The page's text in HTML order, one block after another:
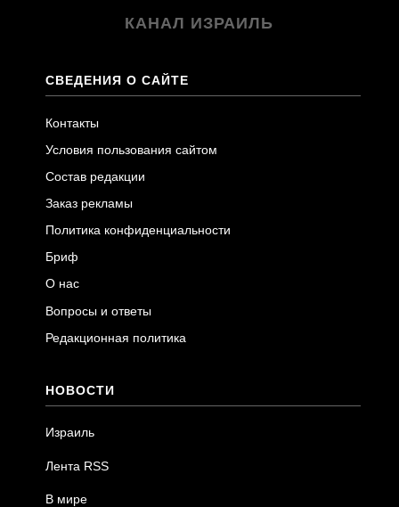
КАНАЛ ИЗРАИЛЬ
СВЕДЕНИЯ О САЙТЕ
Контакты
Условия пользования сайтом
Состав редакции
Заказ рекламы
Политика конфиденциальности
Бриф
О нас
Вопросы и ответы
Редакционная политика
НОВОСТИ
Израиль
Лента RSS
В мире